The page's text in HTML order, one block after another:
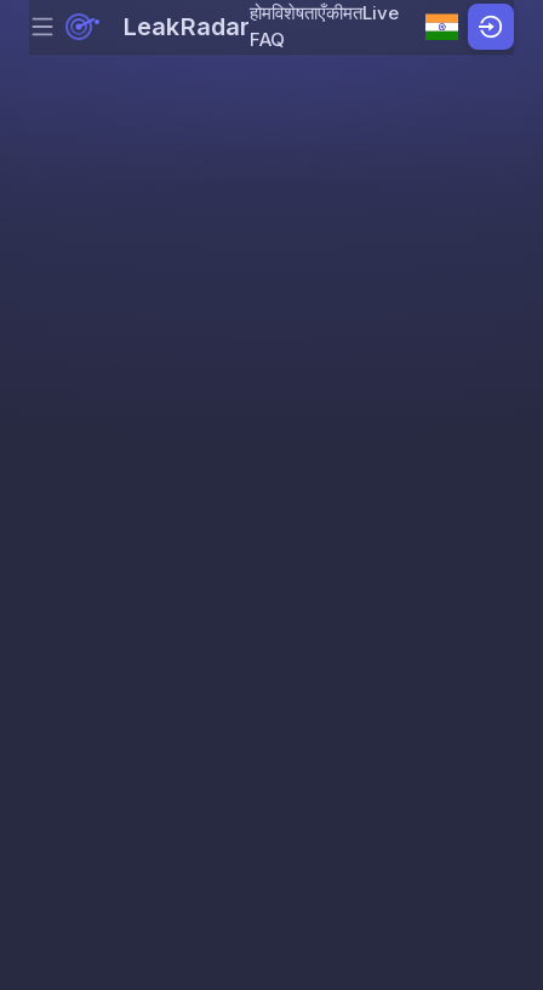
Skip to content
Menu LeakRadarहोमविशेषताएँकीमतLive
FAQ